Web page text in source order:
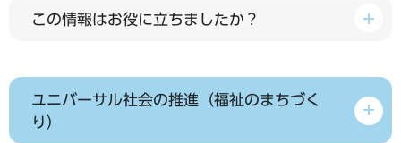
この情報はお役に立ちましたか？
ユニバーサル社会の推進（福祉のまちづく
り）